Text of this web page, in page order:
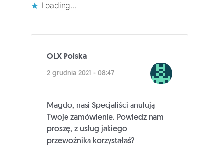
Loading...
OLX Polska
2 grudnia 2021 - 08:47
Magdo, nasi Specjaliści anulują
Twoje zamówienie. Powiedz nam
proszę, z usług jakiego
przewoźnika korzystałaś?